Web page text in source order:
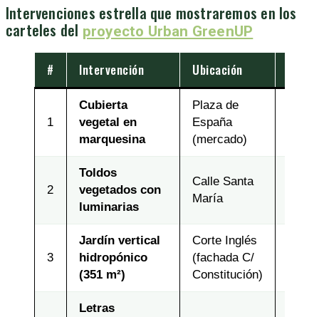
Intervenciones estrella que mostraremos en los
carteles del proyecto Urban GreenUP
# Intervención Ubicación
1
Cubierta
vegetal en
marquesina
Plaza de
España
(mercado)
2
Toldos
vegetados con
luminarias
Calle Santa
María
3
Jardín vertical
hidropónico
(351 m²)
Corte Inglés
(fachada C/
Constitución)
Letras